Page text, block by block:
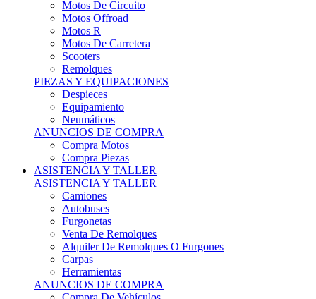
Motos R
Motos De Carretera
Scooters
Remolques
PIEZAS Y EQUIPACIONES
Despieces
Equipamiento
Neumáticos
ANUNCIOS DE COMPRA
Compra Motos
Compra Piezas
ASISTENCIA Y TALLER
ASISTENCIA Y TALLER
Camiones
Autobuses
Furgonetas
Venta De Remolques
Alquiler De Remolques O Furgones
Carpas
Herramientas
ANUNCIOS DE COMPRA
Compra De Vehículos
Compra De Herramientas